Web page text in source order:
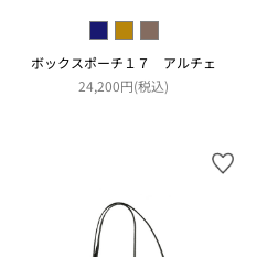
ボックスポーチ１７ アルチェ
24,200円(税込)